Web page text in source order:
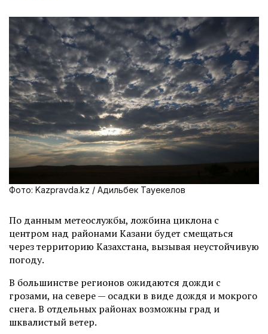
Фото: Kazpravda.kz / Адильбек Тауекелов
По данным метеослужбы, ложбина циклона с
центром над районами Казани будет смещаться
через территорию Казахстана, вызывая неустойчивую
погоду.
В большинстве регионов ожидаются дожди с
грозами, на севере — осадки в виде дождя и мокрого
снега. В отдельных районах возможны град и
шквалистый ветер.